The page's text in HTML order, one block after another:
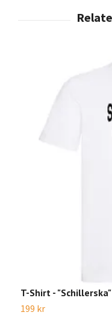
T-Shirt - "Schillerska"
199 kr